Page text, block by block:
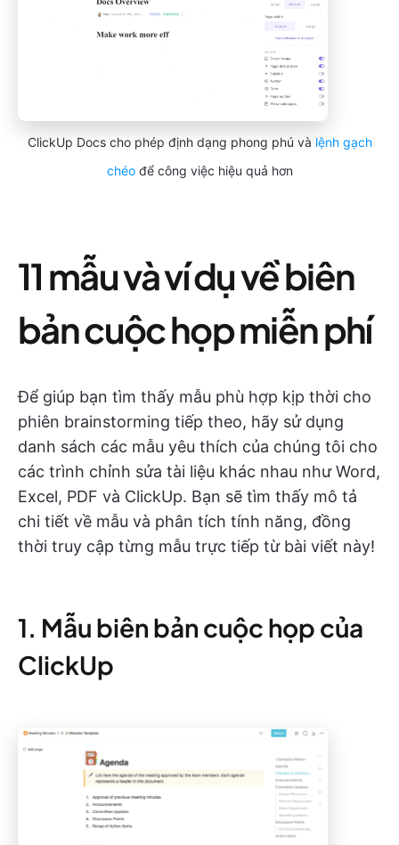
ClickUp Docs cho phép định dạng phong phú và lệnh gạch
chéođể công việc hiệu quả hơn
11 mẫu và ví dụ về biên
bản cuộc họp miễn phí
Để giúp bạn tìm thấy mẫu phù hợp kịp thời cho
phiên brainstorming tiếp theo, hãy sử dụng
danh sách các mẫu yêu thích của chúng tôi cho
các trình chỉnh sửa tài liệu khác nhau như Word,
Excel, PDF và ClickUp. Bạn sẽ tìm thấy mô tả
chi tiết về mẫu và phân tích tính năng, đồng
thời truy cập từng mẫu trực tiếp từ bài viết này!
1. Mẫu biên bản cuộc họp của
ClickUp